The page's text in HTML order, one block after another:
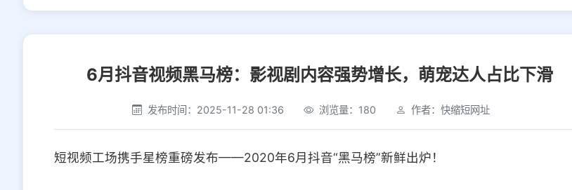
6月抖音视频黑马榜：影视剧内容强势增长，萌宠达人占比下滑
发布时间：2025-11-28 01:36 浏览量：180 作者：快缩短网址
短视频工场携手星榜重磅发布——2020年6月抖音“黑马榜”新鲜出炉！